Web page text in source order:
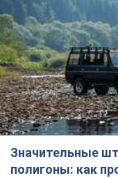
Значительные
полигоны: как